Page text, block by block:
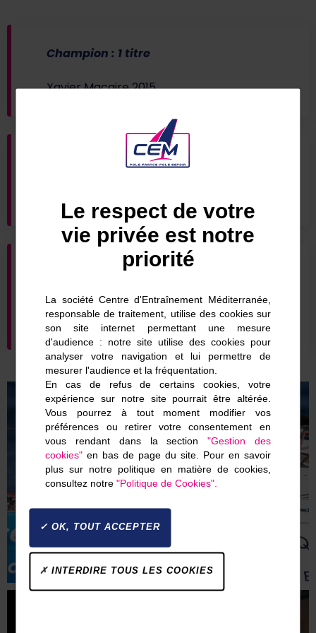
Champion : 1 titre
Xavier Macaire 2015
Vice- champion : 1 titre
Champion en bizuth : 2 titres
David Kenefick 2013, Pierre Quiroga 2016
Le respect de votre
vie privée est notre
priorité
La société Centre d'Entraînement Méditerranée,
responsable de traitement, utilise des cookies sur
son site internet permettant une mesure
d'audience : notre site utilise des cookies pour
analyser votre navigation et lui permettre de
mesurer l'audience et la fréquentation.
En cas de refus de certains cookies, votre
expérience sur notre site pourrait être altérée.
Vous pourrez à tout moment modifier vos
préférences ou retirer votre consentement en
vous rendant dans la section "Gestion des
cookies" en bas de page du site. Pour en savoir
plus sur notre politique en matière de cookies,
consultez notre"Politique de Cookies".
OK, TOUT ACCEPTER
INTERDIRE TOUS LES COOKIES